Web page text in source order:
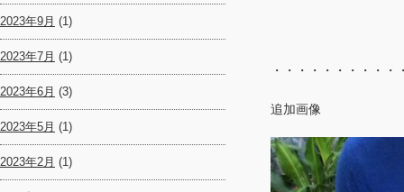
・・・・・・・・・
追加画像
2023年9月 (1)
2023年7月 (1)
2023年6月 (3)
2023年5月 (1)
2023年2月 (1)